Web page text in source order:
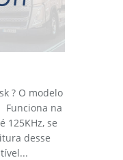
? O modelo
Funciona na
125KHz, se
desse